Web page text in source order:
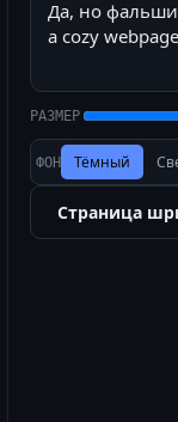
РАЗМЕР
ФОН Тёмный
Страница